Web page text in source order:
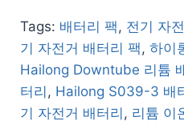
Tags: 배터리 팩, 전기 자
기 자전거 배터리 팩, 하이
Hailong Downtube 리튬
터리 , Hailong S039-3 배
기 자전거 배터리 , 리튬 이